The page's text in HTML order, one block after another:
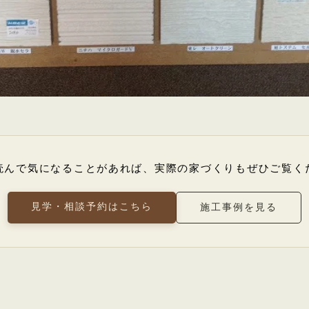
んで気になることがあれば、 実際の家づくりもぜひご覧く
見学・相談予約はこちら 施工事例を見る